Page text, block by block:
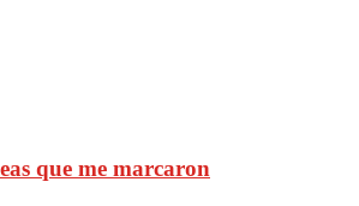
que me marcaron